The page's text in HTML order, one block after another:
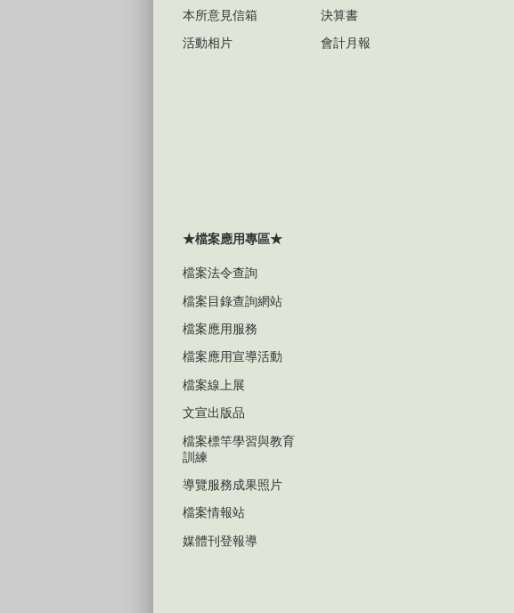
本所意見信箱
活動相片
決算書
會計月報
★檔案應用專區★
檔案法令查詢
檔案目錄查詢網站
檔案應用服務
檔案應用宣導活動
檔案線上展
文宣出版品
檔案標竿學習與教育
訓練
導覽服務成果照片
檔案情報站
媒體刊登報導